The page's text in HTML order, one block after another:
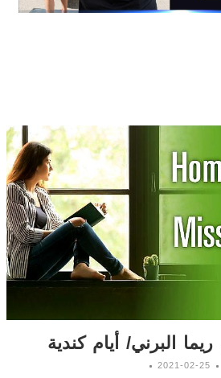
البرني/ أيام كندية
2021-02-25